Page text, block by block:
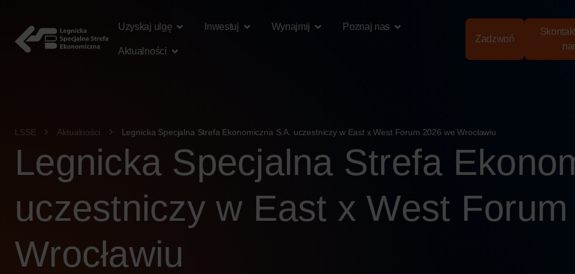
Uzyskaj ulgę
Inwestuj Wynajmij Poznaj nas
Aktualności
Zadzwoń
LSSE Aktualności Legnicka Specjalna Strefa Ekonomiczna S.A. uczestniczy w East x West Forum 2026 we Wrocławiu
Legnicka Specjalna Strefa
uczestniczy w East x West
Wrocławiu